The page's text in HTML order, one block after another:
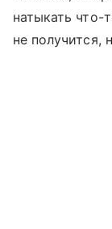
натыкать что-
не получится,